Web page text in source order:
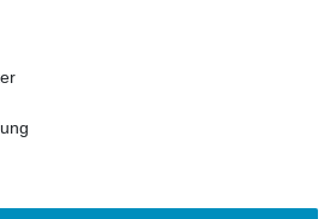
sowie sämtliche Produktbilder
Eigentum Ihrer rechtmäßigen
nur der Beschreibung.
ansonsten zeigt der Shop 0,00
Minifigur, DUPLO, LEGENDS OF